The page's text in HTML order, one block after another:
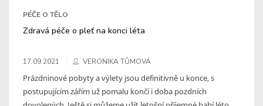
PÉČE O TĚLO
Zdravá péče o pleť na konci léta
17.09.2021 VERONIKA TŮMOVÁ
Prázdninové pobyty a výlety jsou definitivně u konce, s
postupujícím zářím už pomalu končí i doba pozdních